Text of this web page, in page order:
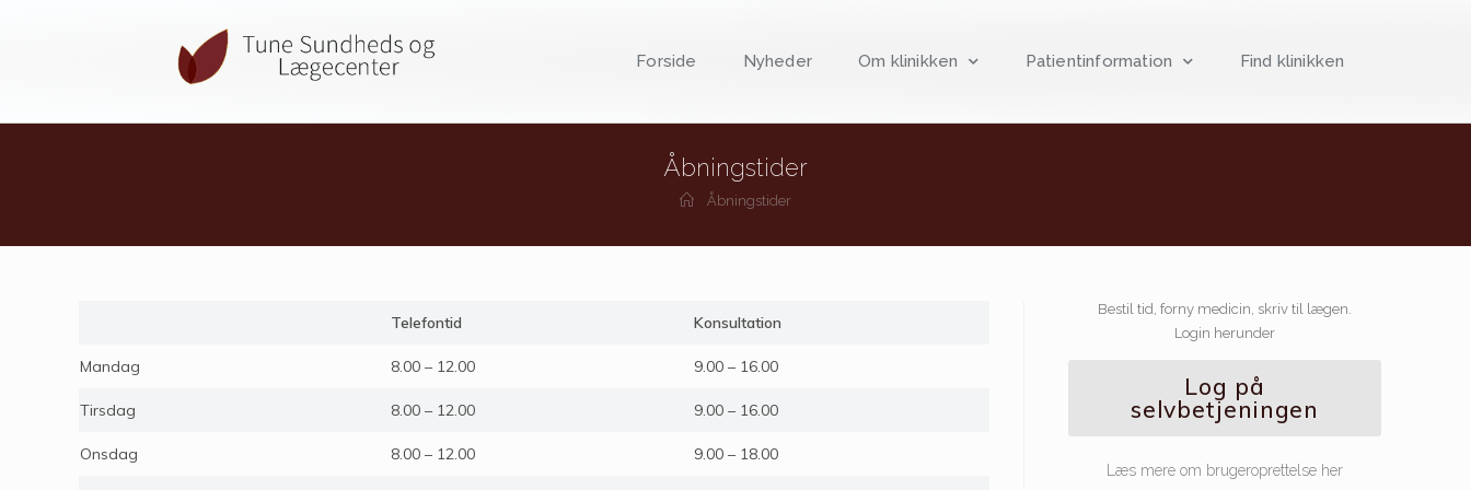
Forside Nyheder Om klinikken Patientinformation Find klinikken
Åbningstider
Åbningstider
Telefontid Konsultation
Mandag 8.00 – 12.00 9.00 – 16.00
Tirsdag 8.00 – 12.00 9.00 – 16.00
Onsdag 8.00 – 12.00 9.00 – 18.00
Bestil tid, forny medicin, skriv til lægen.
Login herunder
Log på
selvbetjeningen
Læs mere om brugeroprettelse her